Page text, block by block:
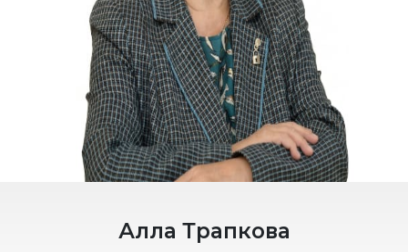
Алла Трапкова